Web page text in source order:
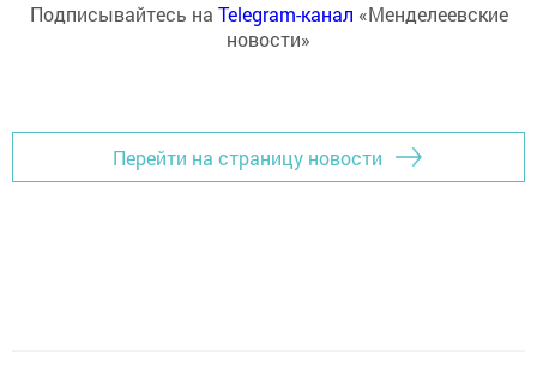
Подписывайтесь на Telegram-канал «Менделеевские
новости»
Перейти на страницу новости